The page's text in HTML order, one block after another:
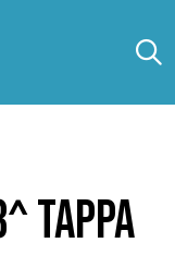
TAPPA